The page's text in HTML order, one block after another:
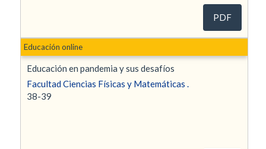
PDF
Educación en pandemia y sus desafíos
Facultad Ciencias Físicas y Matemáticas .
38-39
Educación online